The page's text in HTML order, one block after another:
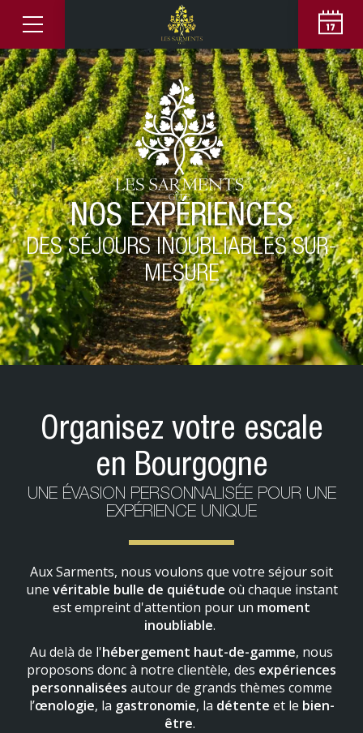
NOS EXPÉRIENCES
DES SÉJOURS INOUBLIABLES SUR-
MESURE
Organisez votre escale
en Bourgogne
UNE ÉVASION PERSONNALISÉE POUR UNE
EXPÉRIENCE UNIQUE
Aux Sarments, nous voulons que votre séjour soit
une véritable bulle de quiétude où chaque instant
est empreint d'attention pour un moment
inoubliable.
Au delà de l'hébergement haut-de-gamme, nous
proposons donc à notre clientèle, des expériences
personnalisées autour de grands thèmes comme
l’œnologie, la gastronomie, la détente et le bien-
être.